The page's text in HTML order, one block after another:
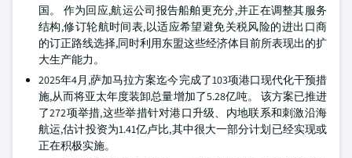
国。 作为回应,航运公司报告船舶更充分,并正在调整其服务
结构,修订轮航时间表,以适应希望避免关税风险的进出口商
的订正路线选择,同时利用东盟这些经济体目前所表现出的扩
大生产能力。
2025年4月,萨加马拉方案迄今完成了103项港口现代化干预措
施,从而将亚太年度装卸总量增加了5.28亿吨。 该方案已推进
了272项举措,这些举措针对港口升级、内地联系和刺激沿海
航运,估计投资为1.41亿卢比,其中很大一部分计划已经实现或
正在积极实施。